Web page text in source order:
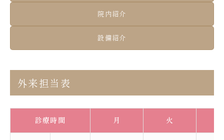
院内紹介
設備紹介
外来担当表
診療時間 月 火